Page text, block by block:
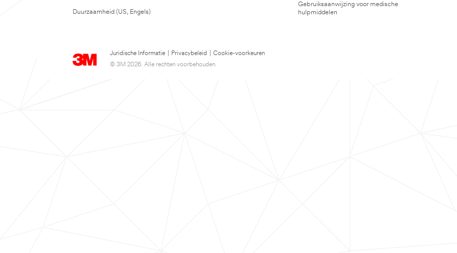
Duurzaamheid (US, Engels)
Gebruiksaanwijzing voor medische
hulpmiddelen
Juridische Informatie Privacybeleid
Cookie-voorkeuren
© 3M 2026. Alle rechten voorbehouden.